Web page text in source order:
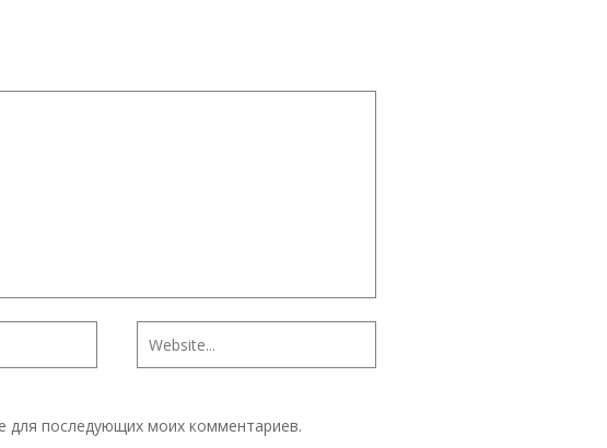
для последующих моих комментариев.